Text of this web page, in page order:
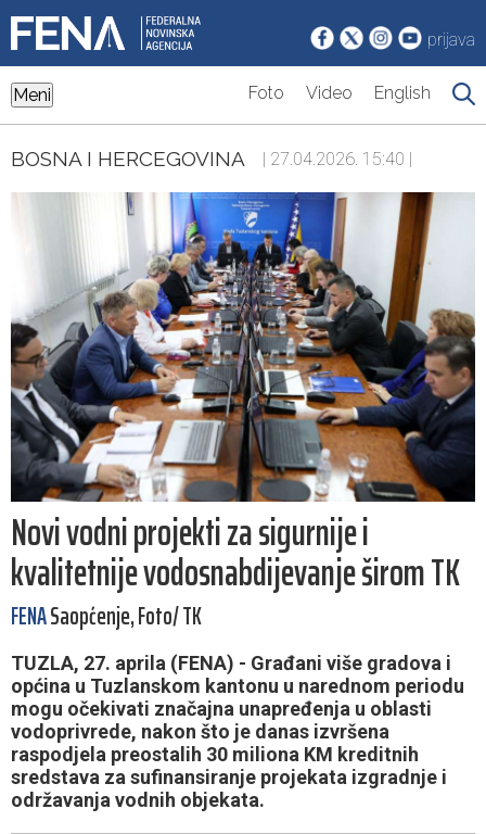
prijava
Meni Foto Video English
BOSNA I HERCEGOVINA | 27.04.2026. 15:40 |
Novi vodni projekti za sigurnije i
kvalitetnije vodosnabdijevanje širom TK
FENASaopćenje, Foto/ TK
TUZLA, 27. aprila (FENA) - Građani više gradova i
općina u Tuzlanskom kantonu u narednom periodu
mogu očekivati značajna unapređenja u oblasti
vodoprivrede, nakon što je danas izvršena
raspodjela preostalih 30 miliona KM kreditnih
sredstava za sufinansiranje projekata izgradnje i
održavanja vodnih objekata.